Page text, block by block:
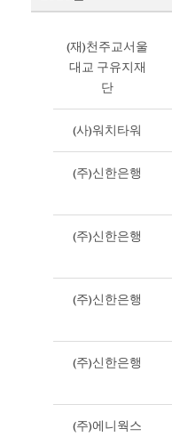
(재)천주교서울
대교 구유지재
단
(사)워치타워
(주)신한은행
(주)신한은행
(주)신한은행
(주)신한은행
(주)에니웍스